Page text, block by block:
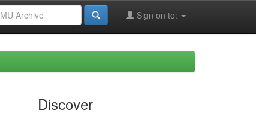
Sign on to:
Discover